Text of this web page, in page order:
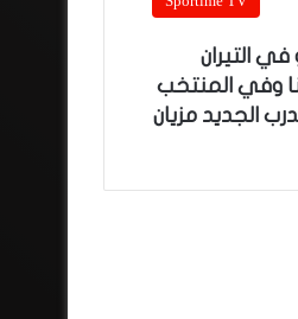
التيران
وفي المنتخب
الجديد مزيان